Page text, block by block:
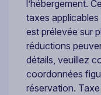
l’hébergement.
taxes
est prélevée sur
réductions
détails, veuillez
coordonnées
réservation.